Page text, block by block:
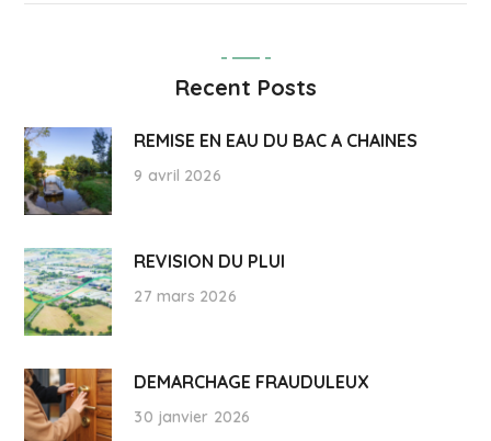
Recent Posts
REMISE EN EAU DU BAC A CHAINES
9 avril 2026
REVISION DU PLUI
27 mars 2026
DEMARCHAGE FRAUDULEUX
30 janvier 2026